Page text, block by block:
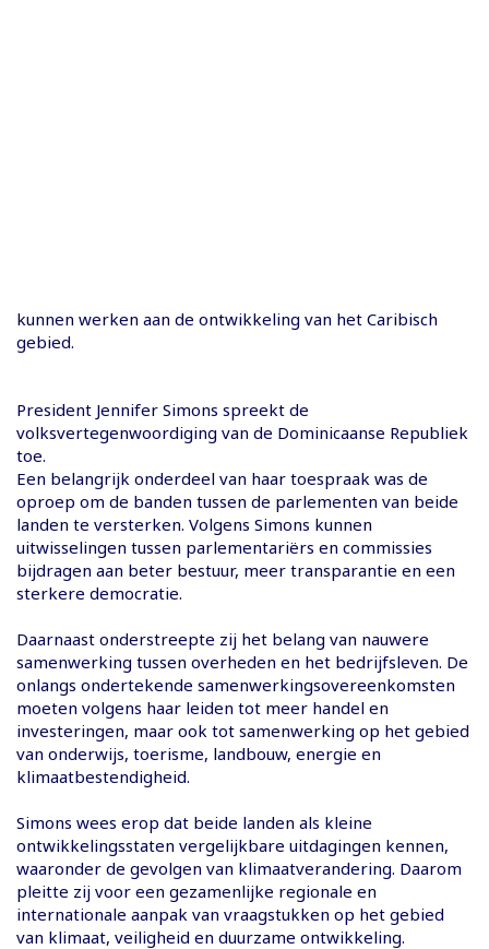
kunnen werken aan de ontwikkeling van het Caribisch
gebied.
President Jennifer Simons spreekt de
volksvertegenwoordiging van de Dominicaanse Republiek
toe.
Een belangrijk onderdeel van haar toespraak was de
oproep om de banden tussen de parlementen van beide
landen te versterken. Volgens Simons kunnen
uitwisselingen tussen parlementariërs en commissies
bijdragen aan beter bestuur, meer transparantie en een
sterkere democratie.
Daarnaast onderstreepte zij het belang van nauwere
samenwerking tussen overheden en het bedrijfsleven. De
onlangs ondertekende samenwerkingsovereenkomsten
moeten volgens haar leiden tot meer handel en
investeringen, maar ook tot samenwerking op het gebied
van onderwijs, toerisme, landbouw, energie en
klimaatbestendigheid.
Simons wees erop dat beide landen als kleine
ontwikkelingsstaten vergelijkbare uitdagingen kennen,
waaronder de gevolgen van klimaatverandering. Daarom
pleitte zij voor een gezamenlijke regionale en
internationale aanpak van vraagstukken op het gebied
van klimaat, veiligheid en duurzame ontwikkeling.